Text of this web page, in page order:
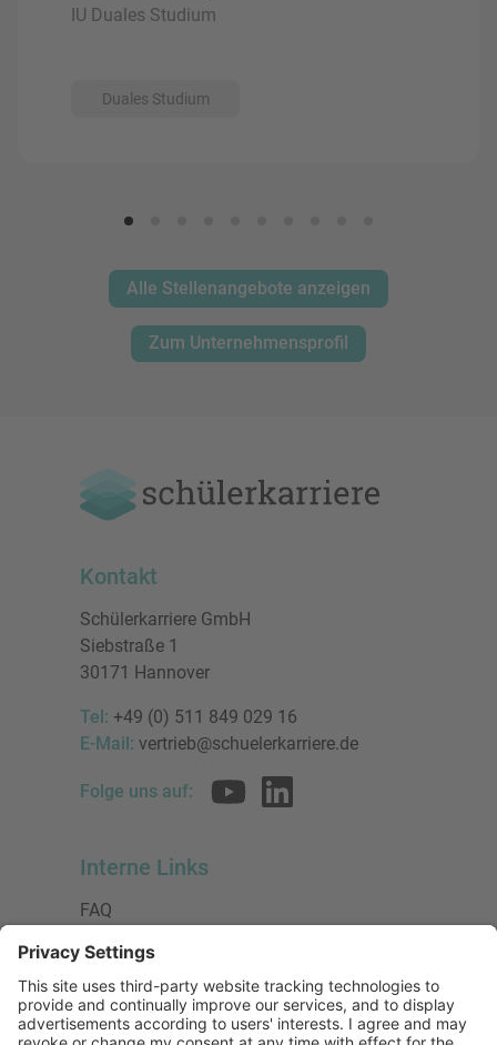
IU Duales Studium
Duales Studium
Alle Stellenangebote anzeigen
Zum Unternehmensprofil
Kontakt
Schülerkarriere GmbH
Siebstraße 1
30171 Hannover
Tel: +49 (0) 511 849 029 16
E-Mail: vertrieb@schuelerkarriere.de
Folge uns auf:
Interne Links
FAQ
Datenschutzerklärung
Impressum
Presse